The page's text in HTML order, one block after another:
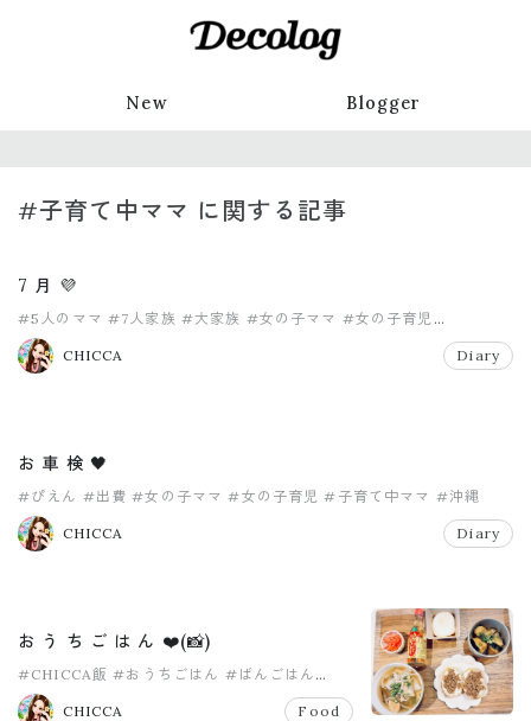
New Blogger
#子育て中ママ に関する記事
7 月 💜
#5人のママ #7人家族 #大家族 #女の子ママ #女の子育児
#子育て中ママ
CHICCA
Diary
お 車 検 🖤
#ぴえん #出費 #女の子ママ #女の子育児 #子育て中ママ #沖縄
CHICCA Diary
お う ち ご は ん ❤️(📸)
#CHICCA飯 #おうちごはん #ばんごはん
#女の子ママ
#子育て中ママ
CHICCA
Food